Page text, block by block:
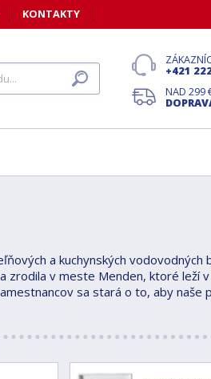
KONTAKTY
+421
NAD 299
a kuchynských
zrodila v meste Menden, ktoré leží
sa stará o to, aby naše